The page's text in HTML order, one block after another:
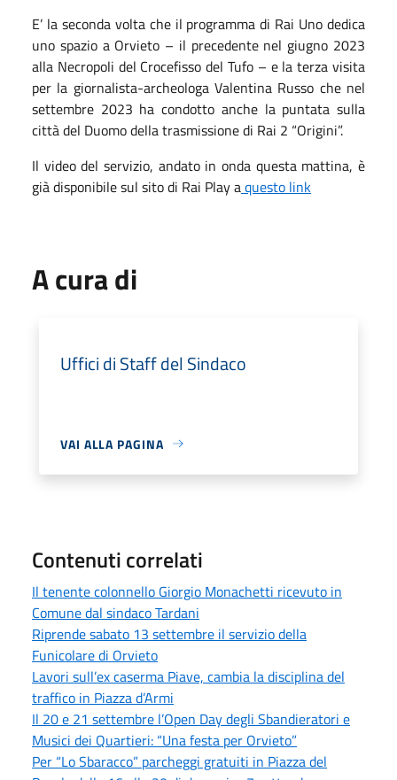
E’ la seconda volta che il programma di Rai Uno dedica
uno spazio a Orvieto – il precedente nel giugno 2023
alla Necropoli del Crocefisso del Tufo – e la terza visita
per la giornalista-archeologa Valentina Russo che nel
settembre 2023 ha condotto anche la puntata sulla
città del Duomo della trasmissione di Rai 2 “Origini”.
Il video del servizio, andato in onda questa mattina, è
già disponibile sul sito di Rai Play aquesto link
A cura di
Uffici di Staff del Sindaco
VAI ALLA PAGINA
Contenuti correlati
Il tenente colonnello Giorgio Monachetti ricevuto in
Comune dal sindaco Tardani
Riprende sabato 13 settembre il servizio della
Funicolare di Orvieto
Lavori sull’ex caserma Piave, cambia la disciplina del
traffico in Piazza d’Armi
Il 20 e 21 settembre l’Open Day degli Sbandieratori e
Musici dei Quartieri: “Una festa per Orvieto”
Per “Lo Sbaracco” parcheggi gratuiti in Piazza del